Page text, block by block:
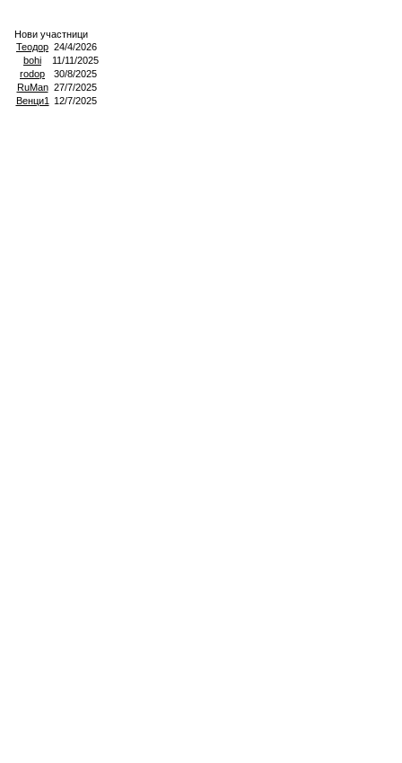
Нови участници
Теодор 24/4/2026
bohi
11/11/2025
rodop
30/8/2025
RuMan 27/7/2025
Венци1
12/7/2025